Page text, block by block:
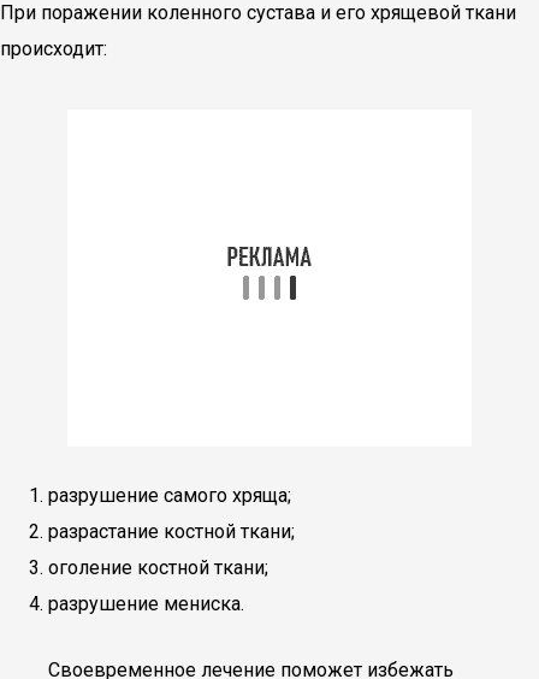
При поражении коленного сустава и его хрящевой ткани
происходит:
разрушение самого хряща;
разрастание костной ткани;
оголение костной ткани;
разрушение мениска.
Своевременное лечение поможет избежать